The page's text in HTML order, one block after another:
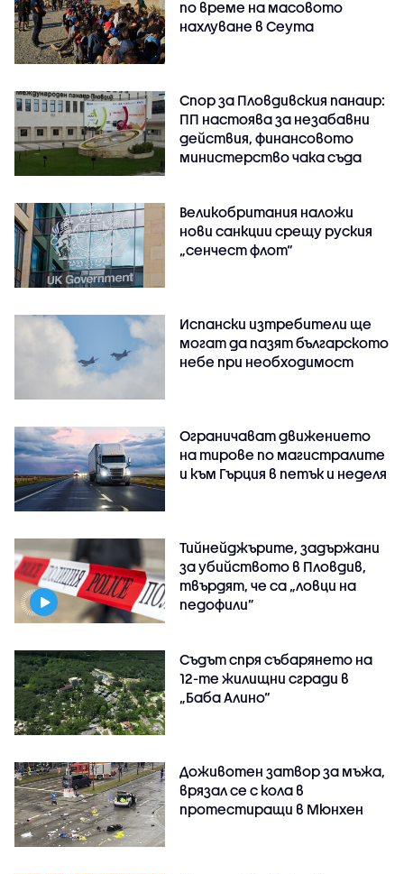
по време на масовото
нахлуване в Сеута
Спор за Пловдивския панаир:
ПП настоява за незабавни
действия, финансовото
министерство чака съда
Великобритания наложи
нови санкции срещу руския
„сенчест флот“
Испански изтребители ще
могат да пазят българското
небе при необходимост
Ограничават движението
на тирове по магистралите
и към Гърция в петък и неделя
Тийнейджърите, задържани
за убийството в Пловдив,
твърдят, че са „ловци на
педофили”
Съдът спря събарянето на
12-те жилищни сгради в
„Баба Алино“
Доживотен затвор за мъжа,
врязал се с кола в
протестиращи в Мюнхен